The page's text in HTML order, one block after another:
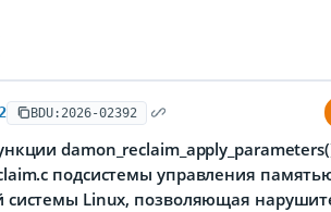
BDU:2026-02392
подсистемы управления
системы Linux, позволяющая